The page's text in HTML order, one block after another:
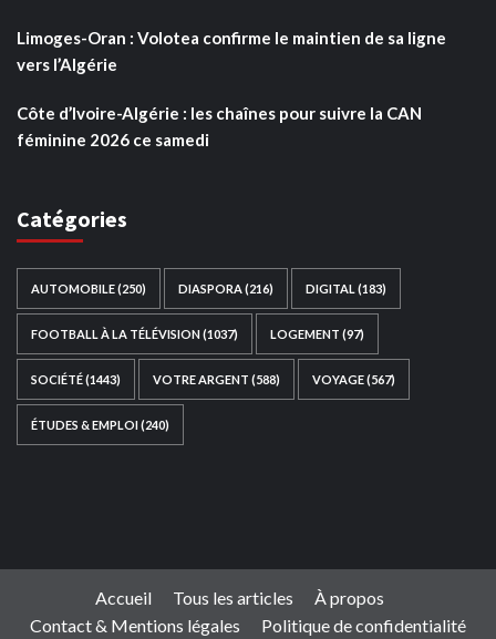
Limoges-Oran : Volotea confirme le maintien de sa ligne
vers l’Algérie
Côte d’Ivoire-Algérie : les chaînes pour suivre la CAN
féminine 2026 ce samedi
Catégories
AUTOMOBILE(250) DIASPORA (216) DIGITAL (183)
FOOTBALL À LA TÉLÉVISION(1037) LOGEMENT (97)
SOCIÉTÉ(1443) VOTRE ARGENT (588) VOYAGE(567)
ÉTUDES & EMPLOI(240)
Accueil Tous les articles
À propos
Contact & Mentions légales
Politique de confidentialité